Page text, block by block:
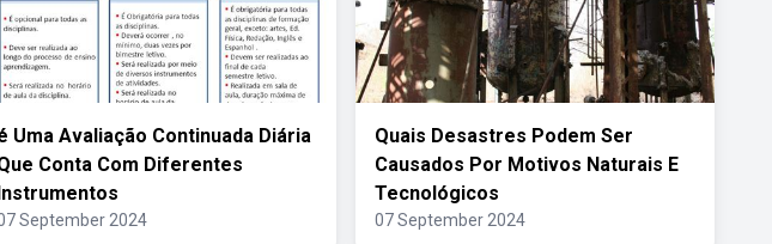
Uma Avaliação Continuada Diária
Conta Com Diferentes
September 2024
Quais Desastres Podem Ser
Causados Por Motivos Naturais E
Tecnológicos
07 September 2024